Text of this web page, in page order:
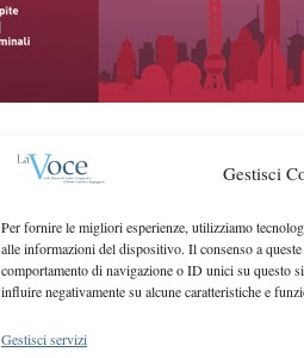
Gestisci
Per fornire le migliori esperienze, utilizziamo
alle informazioni del dispositivo. Il consenso a
comportamento di navigazione o ID unici su questo
influire negativamente su alcune caratteristiche e
Gestisci servizi